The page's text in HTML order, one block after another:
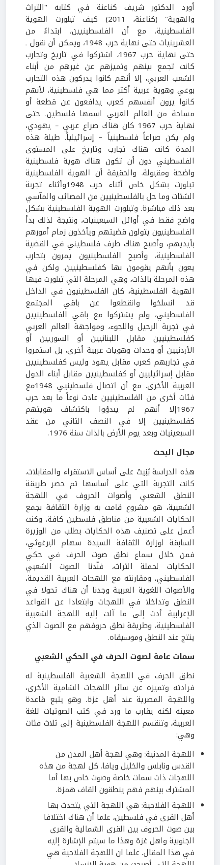
أورد الدكتور شريف كناعنة في كتابه "التراث
والهوية" (كناعنة، 2011) كيف تبلورت الهوية
الفلسطينية، مع أن الفلسطينيين، ابتداءً من
العشرينيات حتى نهاية حرب 1948، ويمكن أن نقول ـ
حتى نهاية حرب 1967، اشتركوا في تاريخ وتجارب
كانت تجمع بينهم وتميزهم عن غيرهم من أبناء
الشعب العربي، إلا أنهم كانوا يدركون هذه التجارب
بوعي وهوية عربية أكثر مما هي فلسطينية، لأنهم
كانوا يرون أنفسهم كعرب يدافعون عن قطعة أو
مساحة من العالم العربي اسمها فلسطين. حتى
نهاية حرب 1967 كان هناك صراع عربي – يهودي،
ولم يكن صراعاً فلسطينياً – إسرائيلياً. طيلة هذه
المدة كانت هناك تجارب وتاريخ على المستوى
الفلسطيني دون أن تكون هناك هوية فلسطينية
واضحة ومقبولة. والحقيقة أن الهوية الفلسطينية
تبلورت بشكل خاص أثناء حرب 1948وأثناء تجربة
الشتات وما حل بالفلسطينيين من المصائب والمآسي
بعد ذلك مباشرة. وتبلورت الهوية الفلسطينية بشكل
واضح فقط في أوائل السبعينيات، ونتيجة لذلك بدأ
الفلسطينيون يتولون قضيتهم ويأخذون زمام أمورهم
بأيديهم، وأصبح هناك طرف فلسطيني في القضية
الفلسطينية، وأصبح الفلسطينيون يمرون بتجارب
يعون بأنهم يقومون بها كفلسطينيين. ولكن في
هذه المرحلة بالذات، وهي المرحلة التي تبلورت فيها
الهوية الفلسطينية، كان الفلسطينيون في الداخل
قد انسلخوا وانقطعوا عن باقي المجتمع
الفلسطيني، ولم يشتركوا مع باقي الفلسطينيين
في تجربة الرحيل واللجوء، ومواجهة العالم العربي
كفلسطينيين مقابل اللبنانيين أو السوريين أو
الأردنيين أو وحدات وهويات عربية أخرى، بل استمروا
في تجاربهم كعرب مقابل يهود وليس كفلسطينيين
مقابل إسرائيليين أو كفلسطينيين مقابل أبناء الدول
العربية الأخرى. مع أن اتصال فلسطينيي 1948مع
فئات أخرى من الفلسطينيين عادت نوعاً ما بعد حرب
1967إلا أنهم لم يبدؤوا باكتشاف هويتهم
كفلسطينيين إلا في النصف الثاني من عقد
السبعينيات وبعد يوم الأرض بالذات سنة 1976.
مجال البحث
هذه الدراسة بُنِيتْ على أساس الاستقراء والمقابلات.
كانت التجربة التي على أساسها تم حصر طريقة
النطق الشعبي وأصوات الحروف في اللهجة
الشعبية، هو مشروع قامت به وزارة الثقافة بجمع
الحكايات الشعبية من مناطق فلسطين كافة، وكنت
أعمل على تصنيف هذه الحكايات بطلب من الوزيرة
السابقة لوزارة الثقافة السيدة سهام البرغوثي،
فمن خلال سماع نطق صوت الحرف في حكي
الحكايات لحملة التراث، فنّدنا الصوت الشعبي
الفلسطيني، ومقارنته مع اللهجات العربية القديمة،
والأصوات اللغوية العربية وجدنا أن هناك تحولا في
النطق وتداخلا في اللهجات وابتعادا عن القواعد
الإعرابية أدت إلى ما آلت إليه اللهجة الشعبية
الفلسطينية، وطريقة نطق حروفهم مع الصوت الذي
ينتج عند النطق وموسيقاه.
سمات عامة لصوت الحرف في الحكي الشعبي
نطق الحرف في اللهجة الشعبية الفلسطينية له
فرادته وتميزه عن سائر اللهجات الشامية الأخرى،
واللهجة المصرية عند أهل غزة. وهو يتبع قاعدة
معينه لكنه يقارب ما ورد في كتب الصوتيات للغة
العربية، وتنقسم اللهجة الفلسطينية إلى ثلاث فئات
وهي:
اللهجة المدنية: وهي لهجة أهل المدن من
القدس ونابلس والخليل ويافا. كل لهجة من هذه
اللهجات ذات سمات خاصة وصوت خاص بها أما
المشترك بينهم فهم ينطقون القاف همزة.
اللهجة الفلاحية: هي اللهجة التي يتحدث بها
أهل القرى في فلسطين، علما أن هناك اختلافا
بين صوت الحروف بين القرى الشمالية والقرى
الجنوبية واهل غزة وهذا ما سيتم الإشارة إليه
في هذا المقال. علما ان اللهجة الفلاحية هي